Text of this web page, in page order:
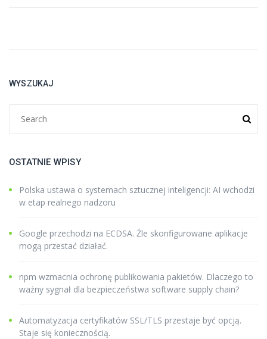
WYSZUKAJ
OSTATNIE WPISY
Polska ustawa o systemach sztucznej inteligencji: AI wchodzi
w etap realnego nadzoru
Google przechodzi na ECDSA. Źle skonfigurowane aplikacje
mogą przestać działać.
npm wzmacnia ochronę publikowania pakietów. Dlaczego to
ważny sygnał dla bezpieczeństwa software supply chain?
Automatyzacja certyfikatów SSL/TLS przestaje być opcją.
Staje się koniecznością.